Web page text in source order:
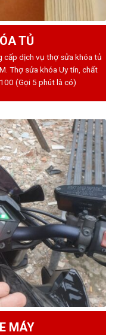
TỦ
cấp dịch vụ thợ sửa khóa tủ
Thợ sửa khóa Uy tín, chất
(Gọi 5 phút là có)
MÁY